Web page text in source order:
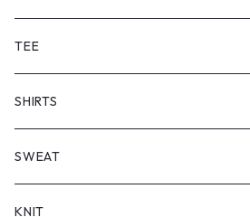
TEE
SHORT SLEEVE
LONG SLEEVE
SHIRTS
SHORT SLEEVE
LONG SLEEVE
SWEAT
KNIT